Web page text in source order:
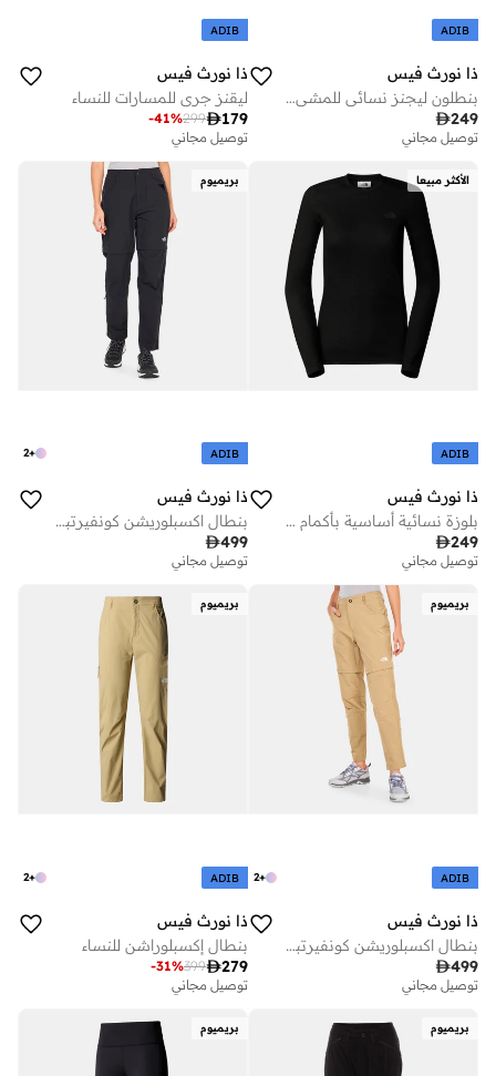
ADIB
ذا نورث فيس
بنطلون ليجنز نسائي للمشي لمسافات طويلة
249
توصيل مجاني
ADIB
ذا نورث فيس
ليقنز جري للمسارات للنساء
179
299
-41%
توصيل مجاني
الأكثر مبيعا
ADIB
ذا نورث فيس
بلوزة نسائية أساسية بأكمام طويلة
249
توصيل مجاني
بريميوم
+
2 ADIB
ذا نورث فيس
بنطال اكسبلوريشن كونفيرتبل للنساء
499
توصيل مجاني
بريميوم
+
2 ADIB
ذا نورث فيس
بنطال اكسبلوريشن كونفيرتبل للنساء
499
توصيل مجاني
بريميوم
+
2 ADIB
ذا نورث فيس
بنطال إكسبلوراشن للنساء
279
399
-31%
توصيل مجاني
بريميوم بريميوم